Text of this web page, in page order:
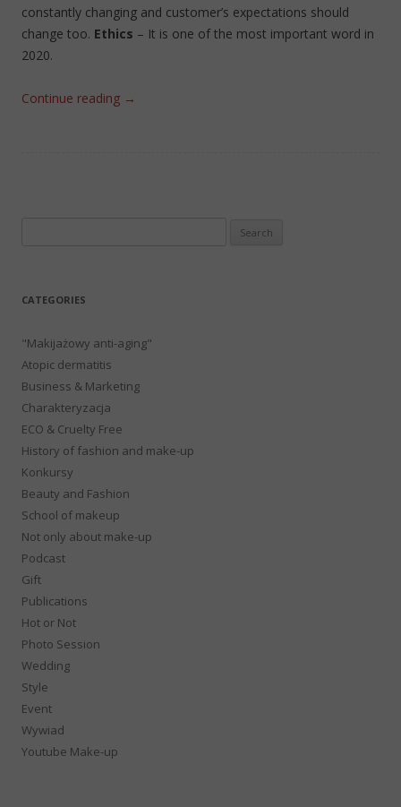
constantly changing and customer’s expectations should
change too. Ethics – It is one of the most important word in
2020.
Continue reading →
CATEGORIES
"Makijażowy anti-aging"
Atopic dermatitis
Business & Marketing
Charakteryzacja
ECO & Cruelty Free
History of fashion and make-up
Konkursy
Beauty and Fashion
School of makeup
Not only about make-up
Podcast
Gift
Publications
Hot or Not
Photo Session
Wedding
Style
Event
Wywiad
Youtube Make-up